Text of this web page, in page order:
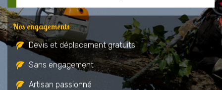
Nos engagements
Devis et déplacement gratuits
Sans engagement
Artisan passionné